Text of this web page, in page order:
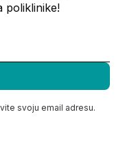
poliklinike!
svoju email adresu.